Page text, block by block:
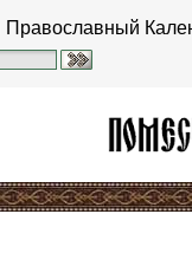
Православный